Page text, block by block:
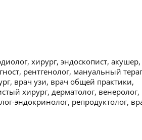
хирург, эндоскопист, акушер,
рентгенолог, мануальный
врач узи, врач общей практики,
хирург, дерматолог, венеролог,
эндокринолог, репродуктолог,